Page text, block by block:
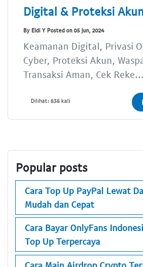
Digital & Proteksi
By Eldi Y Posted on 05 Jun, 2024
Keamanan Digital, Privasi
Cyber, Proteksi Akun,
Transaksi Aman, Cek Reke...
Dilihat: 838 kali
Popular posts
Cara Top Up PayPal Lewat
Mudah dan Cepat
Cara Bayar OnlyFans
Top Up Terpercaya